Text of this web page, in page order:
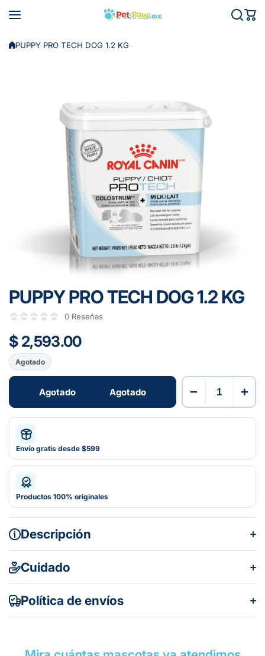
PUPPY PRO TECH DOG 1.2 KG
PUPPY PRO TECH DOG 1.2 KG
0 Reseñas
$ 2,593.00
Agotado
Agotado Agotado − +
Envío gratis desde $599
Productos 100% originales
Descripción
Cuidado
Política de envíos